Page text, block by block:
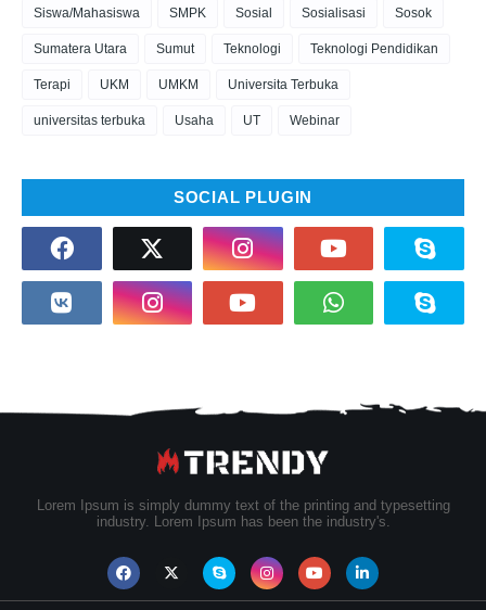
Siswa/Mahasiswa SMPK Sosial Sosialisasi Sosok
Sumatera Utara Sumut Teknologi Teknologi Pendidikan
Terapi UKM UMKM Universita Terbuka
universitas terbuka Usaha UT Webinar
SOCIAL PLUGIN
Lorem Ipsum is simply dummy text of the printing and typesetting
industry. Lorem Ipsum has been the industry's.